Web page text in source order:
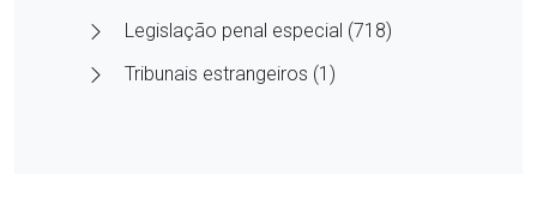
Legislação penal especial (718)
Tribunais estrangeiros (1)